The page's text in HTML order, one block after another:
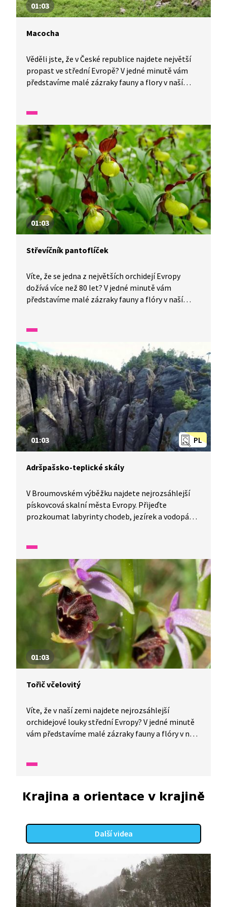
01:03
Macocha
Věděli jste, že v České republice najdete největší
propast ve střední Evropě? V jedné minutě vám
představíme malé zázraky fauny a flory v naší
01:03
Střevíčník pantoflíček
Víte, že se jedna z největších orchidejí Evropy
dožívá více než 80 let? V jedné minutě vám
představíme malé zázraky fauny a flóry v naší
PL
01:03
Adršpašsko-teplické skály
V Broumovském výběžku najdete nejrozsáhlejší
pískovcová skalní města Evropy. Přijeďte
prozkoumat labyrinty chodeb, jezírek a vodopádů
a flóry v naší zemi.
01:03
Tořič včelovitý
Víte, že v naší zemi najdete nejrozsáhlejší
orchidejové louky střední Evropy? V jedné minutě
vám představíme malé zázraky fauny a flóry v naší
Krajina a orientace v krajině
Další videa